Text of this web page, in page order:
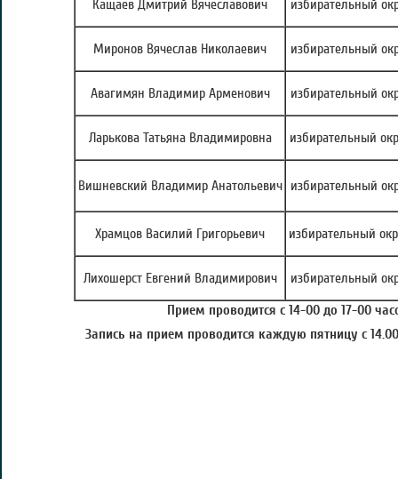
Кащаев Дмитрий Вячеславович избирательный
Миронов Вячеслав Николаевич избирательный
Авагимян Владимир Арменович избирательный
Ларькова Татьяна Владимировна избирательный
Вишневский Владимир Анатольевич избирательный
Храмцов Василий Григорьевич избирательный
Лихошерст Евгений Владимирович
избирательный
Прием проводится с 14-00 до 17-00
Запись на прием проводится каждую пятницу с